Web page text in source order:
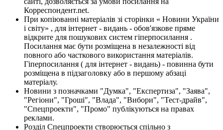
Корреспондент.net.
При копіюванні матеріалів зі сторінки « Новини України
і світу» , для інтернет - видань - обов'язкове пряме
відкрите для пошукових систем гіперпосилання .
Посилання має бути розміщена в незалежності від
повного або часткового використання матеріалів.
Гіперпосилання ( для інтернет - видань) - повинна бути
розміщена в підзаголовку або в першому абзаці
матеріалу.
Новини з позначками "Думка", "Експертиза", "Заява",
"Регіони", "Гроші", "Влада", "Вибори", "Тест-драйв",
"Спецпроекти", "Промо" публікуються на правах
реклами.
Розділ Спецпроекти створюється спільно з